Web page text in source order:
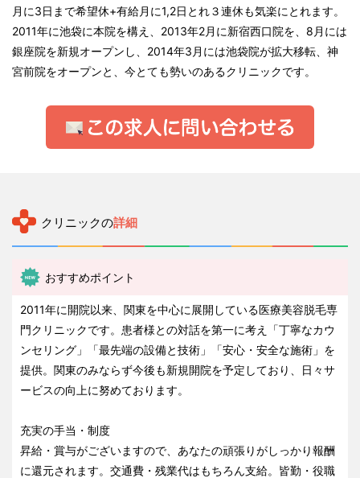
月に3日まで希望休+有給月に1,2日とれ３連休も気楽にとれます。
2011年に池袋に本院を構え、2013年2月に新宿西口院を、8月には
銀座院を新規オープンし、2014年3月には池袋院が拡大移転、神
宮前院をオープンと、今とても勢いのあるクリニックです。
クリニックの詳細
おすすめポイント
2011年に開院以来、関東を中心に展開している医療美容脱毛専
門クリニックです。患者様との対話を第一に考え「丁寧なカウ
ンセリング」「最先端の設備と技術」「安心・安全な施術」を
提供。関東のみならず今後も新規開院を予定しており、日々サ
ービスの向上に努めております。
充実の手当・制度
昇給・賞与がございますので、あなたの頑張りがしっかり報酬
に還元されます。交通費・残業代はもちろん支給。皆勤・役職